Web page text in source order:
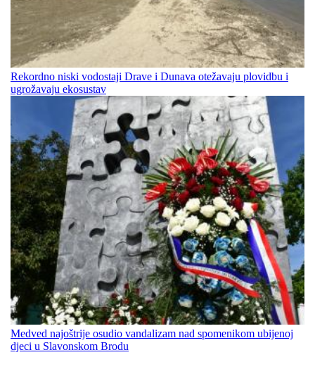
Rekordno niski vodostaji Drave i Dunava otežavaju plovidbu i
ugrožavaju ekosustav
Medved najoštrije osudio vandalizam nad spomenikom ubijenoj
djeci u Slavonskom Brodu